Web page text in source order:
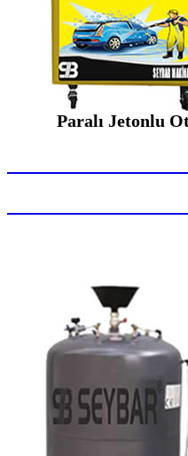
Paralı Jetonlu